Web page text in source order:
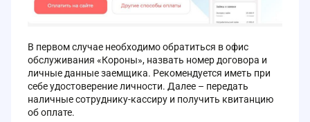
В первом случае необходимо обратиться в офис
обслуживания «Короны», назвать номер договора и
личные данные заемщика. Рекомендуется иметь при
себе удостоверение личности. Далее – передать
наличные сотруднику-кассиру и получить квитанцию
об оплате.